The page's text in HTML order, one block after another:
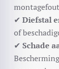
✔ Diefstal
of
✔ Schade